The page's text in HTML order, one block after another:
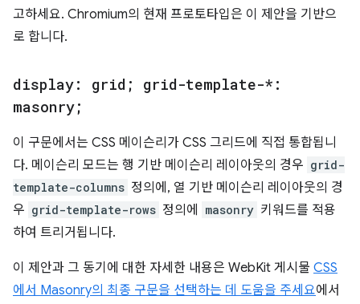
고하세요. Chromium의 현재 프로토타입은 이 제안을 기반으
로 합니다.
display: grid; grid-template-*:
masonry;
이 구문에서는 CSS 메이슨리가 CSS 그리드에 직접 통합됩니
다. 메이슨리 모드는 행 기반 메이슨리 레이아웃의 경우 grid-
template-columns 정의에, 열 기반 메이슨리 레이아웃의 경
우 grid-template-rows 정의에 masonry 키워드를 적용
하여 트리거됩니다.
이 제안과 그 동기에 대한 자세한 내용은 WebKit 게시물 CSS
에서 Masonry의 최종 구문을 선택하는 데 도움을 주세요에서